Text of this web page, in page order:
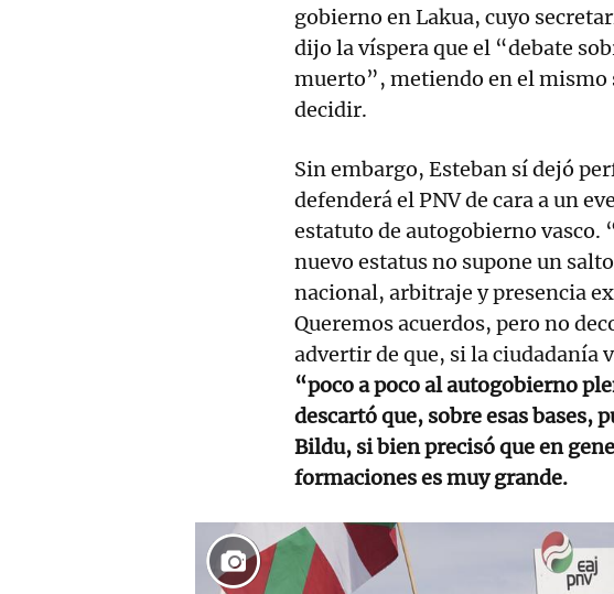
gobierno en Lakua, cuyo
dijo la víspera que el “debate
muerto”, metiendo en el mismo
decidir.
Sin embargo, Esteban sí dejó
defenderá el PNV de cara a un
estatuto de autogobierno vasco.
nuevo estatus no supone un
nacional, arbitraje y presencia
Queremos acuerdos, pero no
advertir de que, si la ciudadanía
“poco a poco al autogobierno
descartó que, sobre esas bases,
Bildu, si bien precisó que en
formaciones es muy grande.